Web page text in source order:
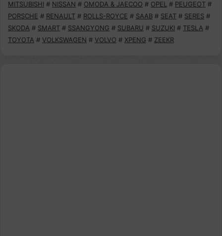
MITSUBISHI # NISSAN # OMODA & JAECOO # OPEL # PEUGEOT #
PORSCHE # RENAULT # ROLLS-ROYCE # SAAB # SEAT # SERES #
SKODA # SMART # SSANGYONG # SUBARU # SUZUKI # TESLA #
TOYOTA # VOLKSWAGEN # VOLVO # XPENG # ZEEKR